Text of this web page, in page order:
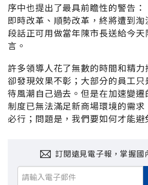
序中也提出了最具前瞻性的警告
即時改革、順勢改革，終將遭到
段話正可用做當年陳市長送給今
言。
許多領導人花了無數的時間和精力
卻發現效果不彰；大部分的員工
待風潮自己過去。但是在加速變遷
制度已無法滿足新商場環境的需
必行；問題是，我們要如何才能避
訂閱遠見電子報，掌握國